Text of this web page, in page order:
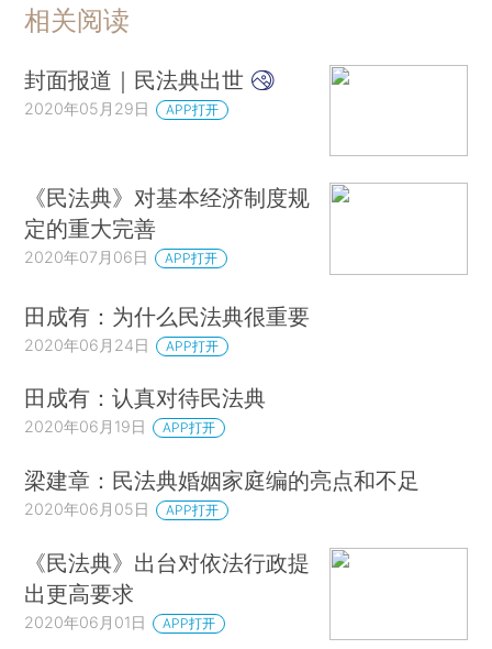
相关阅读
封面报道｜民法典出世
2020年05月29日 APP打开
《民法典》对基本经济制度规
定的重大完善
2020年07月06日 APP打开
田成有：为什么民法典很重要
2020年06月24日 APP打开
田成有：认真对待民法典
2020年06月19日 APP打开
梁建章：民法典婚姻家庭编的亮点和不足
2020年06月05日 APP打开
《民法典》出台对依法行政提
出更高要求
2020年06月01日 APP打开